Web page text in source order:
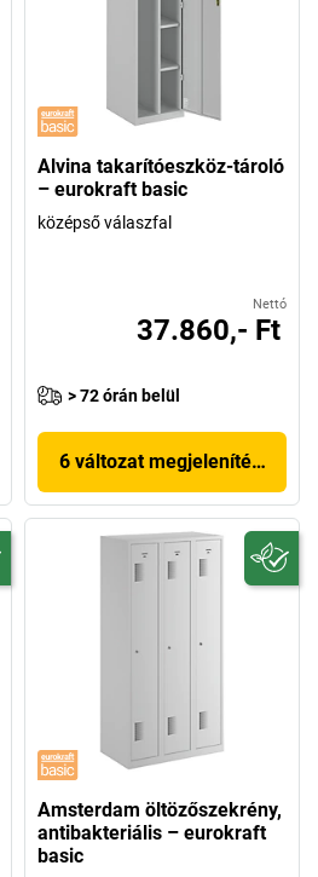
Alvina takarítóeszköz-tároló
– eurokraft basic
középső válaszfal
Nettó
37.860,- Ft
> 72 órán belül
6 változat megjelenítése
Amsterdam öltözőszekrény,
antibakteriális – eurokraft
basic